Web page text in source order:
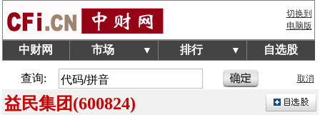
切换到
电脑版
中财网 市场 ▼ 排行 ▼ 自选股
查询: 取消
益民集团(600824)